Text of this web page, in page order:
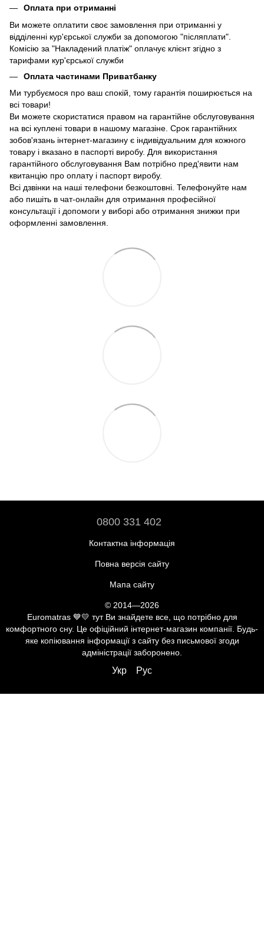
Оплата при отриманні
Ви можете оплатити своє замовлення при отриманні у
відділенні кур'єрської служби за допомогою "післяплати".
Комісію за "Накладений платіж" оплачує клієнт згідно з
тарифами кур'єрської служби
Оплата частинами Приватбанку
Ми турбуємося про ваш спокій, тому гарантія поширюється на
всі товари!
Ви можете скористатися правом на гарантійне обслуговування
на всі куплені товари в нашому магазіне. Срок гарантійних
зобов'язань інтернет-магазину є індивідуальним для кожного
товару і вказано в паспорті виробу. Для використання
гарантійного обслуговування Вам потрібно пред'явити нам
квитанцію про оплату і паспорт виробу.
Всі дзвінки на наші телефони безкоштовні. Телефонуйте нам
або пишіть в чат-онлайн для отримання професійної
консультації і допомоги у виборі або отримання знижки при
оформленні замовлення.
0800 331 402
Контактна інформація
Повна версія сайту
Мапа сайту
© 2014—2026
Euromatras 💙💛 тут Ви знайдете все, що потрібно для
комфортного сну. Це офіційний інтернет-магазин компанії. Будь-
яке копіювання інформації з сайту без письмової згоди
адміністрації заборонено.
Укр Рус